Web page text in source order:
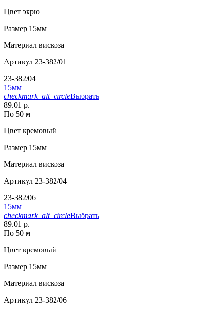
Цвет экрю
Размер 15мм
Материал вискоза
Артикул 23-382/01
23-382/04
15мм
checkmark_alt_circleВыбрать
89.01 р.
По 50 м
Цвет кремовый
Размер 15мм
Материал вискоза
Артикул 23-382/04
23-382/06
15мм
checkmark_alt_circleВыбрать
89.01 р.
По 50 м
Цвет кремовый
Размер 15мм
Материал вискоза
Артикул 23-382/06